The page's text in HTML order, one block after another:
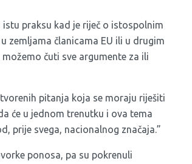
praksu kad je riječ o istospolnim
zemljama članicama EU ili u drugim
čuti sve argumente za ili
pitanja koja se moraju riješiti
će u jednom trenutku i ova tema
prije svega, nacionalnog značaja.”
ponosa, pa su pokrenuli